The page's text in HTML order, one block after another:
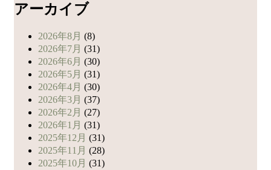
アーカイブ
2026年8月 (8)
2026年7月 (31)
2026年6月 (30)
2026年5月 (31)
2026年4月 (30)
2026年3月 (37)
2026年2月 (27)
2026年1月 (31)
2025年12月 (31)
2025年11月 (28)
2025年10月 (31)